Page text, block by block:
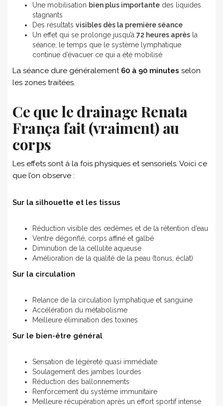
Une mobilisation bien plus importante des liquides
stagnants
Des résultats visibles dès la première séance
Un effet qui se prolonge jusqu’à 72 heures après la
séance, le temps que le système lymphatique
continue d’évacuer ce qui a été mobilisé
La séance dure généralement 60 à 90 minutes selon
les zones traitées.
Ce que le drainage Renata
França fait (vraiment) au
corps
Les effets sont à la fois physiques et sensoriels. Voici ce
que l’on observe :
Sur la silhouette et les tissus
Réduction visible des œdèmes et de la rétention d’eau
Ventre dégonflé, corps affiné et galbé
Diminution de la cellulite aqueuse
Amélioration de la qualité de la peau (tonus, éclat)
Sur la circulation
Relance de la circulation lymphatique et sanguine
Accélération du métabolisme
Meilleure élimination des toxines
Sur le bien-être général
Sensation de légèreté quasi immédiate
Soulagement des jambes lourdes
Réduction des ballonnements
Renforcement du système immunitaire
Meilleure récupération après un effort sportif intense